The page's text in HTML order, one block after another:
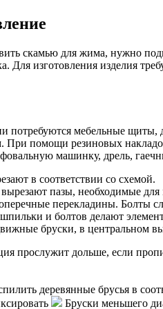
скамью для жима, нужно
Для изготовления изделия
потребуются мебельные
При помощи резиновых
машинку, дрель,
в соответствии со схемой.
пазы, необходимые
перекладины. Болты
и болтов делают
бруски, в центральном
прослужит дольше, если
деревянные брусья в
Бруски меньшего